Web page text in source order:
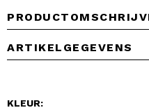
ARTIKELGEGEVENS
KLEUR: